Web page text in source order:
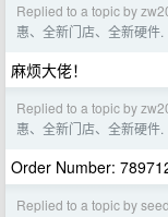
Replied to a topic by
惠、全新门店、全新硬件.
麻烦大佬！
Replied to a topic by
惠、全新门店、全新硬件.
Order Number:
Replied to a topic by